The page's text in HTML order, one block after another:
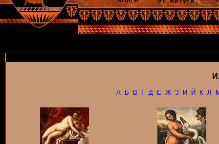
А Б В Г Д Е Ж З И Й К Л